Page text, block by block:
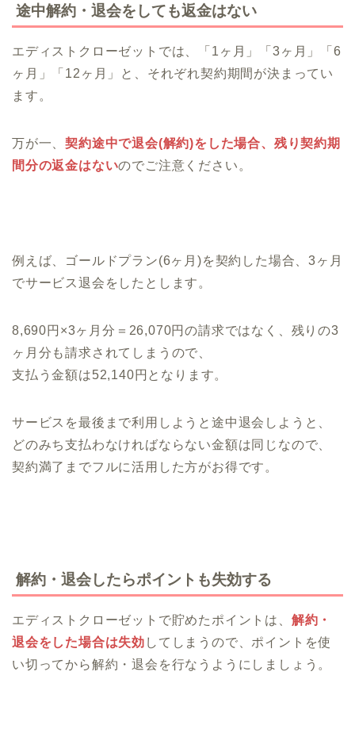
途中解約・退会をしても返金はない
エディストクローゼットでは、「1ヶ月」「3ヶ月」「6
ヶ月」「12ヶ月」と、それぞれ契約期間が決まってい
ます。
万が一、契約途中で退会(解約)をした場合、残り契約期
間分の返金はないのでご注意ください。
例えば、ゴールドプラン(6ヶ月)を契約した場合、3ヶ月
でサービス退会をしたとします。
8,690円×3ヶ月分＝26,070円の請求ではなく、残りの3
ヶ月分も請求されてしまうので、
支払う金額は52,140円となります。
サービスを最後まで利用しようと途中退会しようと、
どのみち支払わなければならない金額は同じなので、
契約満了までフルに活用した方がお得です。
解約・退会したらポイントも失効する
エディストクローゼットで貯めたポイントは、 解約・
退会をした場合は失効 してしまうので、ポイントを使
い切ってから解約・退会を行なうようにしましょう。